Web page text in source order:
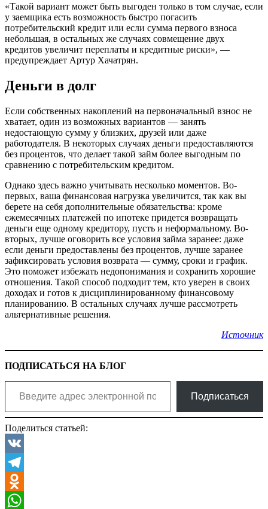
«Такой вариант может быть выгоден только в том случае, если
у заемщика есть возможность быстро погасить
потребительский кредит или если сумма первого взноса
небольшая, в остальных же случаях совмещение двух
кредитов увеличит переплаты и кредитные риски», —
предупреждает Артур Хачатрян.
Деньги в долг
Если собственных накоплений на первоначальный взнос не
хватает, один из возможных вариантов — занять
недостающую сумму у близких, друзей или даже
работодателя. В некоторых случаях деньги предоставляются
без процентов, что делает такой займ более выгодным по
сравнению с потребительским кредитом.
Однако здесь важно учитывать несколько моментов. Во-
первых, ваша финансовая нагрузка увеличится, так как вы
берете на себя дополнительные обязательства: кроме
ежемесячных платежей по ипотеке придется возвращать
деньги еще одному кредитору, пусть и неформальному. Во-
вторых, лучше оговорить все условия займа заранее: даже
если деньги предоставлены без процентов, лучше заранее
зафиксировать условия возврата — сумму, сроки и график.
Это поможет избежать недопонимания и сохранить хорошие
отношения. Такой способ подходит тем, кто уверен в своих
доходах и готов к дисциплинированному финансовому
планированию. В остальных случаях лучше рассмотреть
альтернативные решения.
Источник
ПОДПИСАТЬСЯ НА БЛОГ
Введите адрес электронной почты…
Подписаться
Поделиться статьей:
VK
Telegram
Odnoklassniki